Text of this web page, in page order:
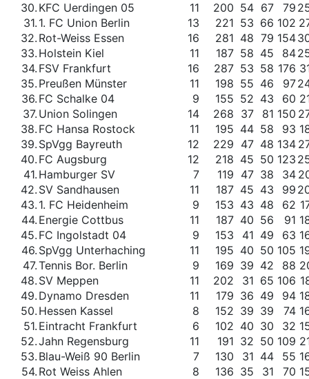
30. KFC Uerdingen 05 11 200 54 67 79
31. 1. FC Union Berlin 13 221 53 66 102
32. Rot-Weiss Essen 16 281 48 79 154
33. Holstein Kiel 11 187 58 45 84
34. FSV Frankfurt 16 287 53 58 176
35. Preußen Münster 11 198 55 46 97
36. FC Schalke 04 9 155 52 43 60
37. Union Solingen 14 268 37 81 150
38. FC Hansa Rostock 11 195 44 58 93
39. SpVgg Bayreuth 12 229 47 48 134
40. FC Augsburg 12 218 45 50 123
41. Hamburger SV 7 119 47 38 34
42. SV Sandhausen 11 187 45 43 99
43. 1. FC Heidenheim 9 153 43 48 62
44. Energie Cottbus 11 187 40 56 91
45. FC Ingolstadt 04 9 153 41 49 63
46. SpVgg Unterhaching 11 195 40 50 105
47.Tennis Bor. Berlin 9 169 39 42 88
48. SV Meppen 11 202 31 65 106
49. Dynamo Dresden 11 179 36 49 94
50. Hessen Kassel 8 152 39 39 74
51. Eintracht Frankfurt 6 102 40 30 32
52.Jahn Regensburg 11 191 32 50 109
53. Blau-Weiß 90 Berlin 7 130 31 44 55
54. Rot Weiss Ahlen 8 136 35 31 70